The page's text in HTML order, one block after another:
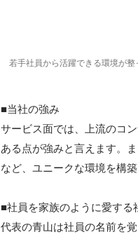
若手社員から活躍できる環境が整
■当社の強み
サービス面では、上流のコ
ある点が強みと言えます。
など、ユニークな環境を構
■社員を家族のように愛する
代表の青山は社員の名前を